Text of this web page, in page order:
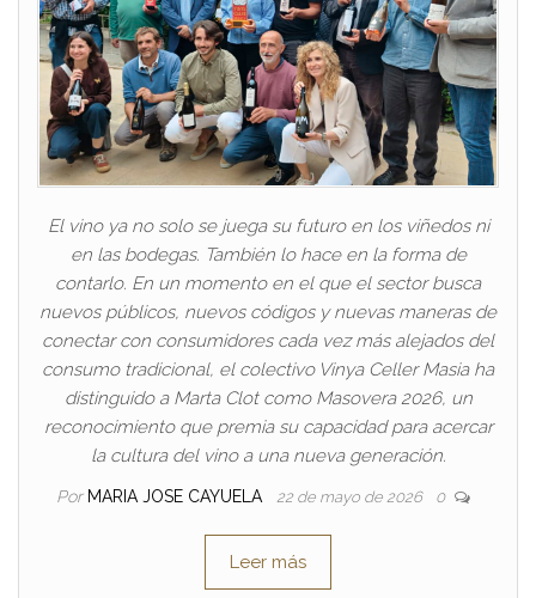
El vino ya no solo se juega su futuro en los viñedos ni
en las bodegas. También lo hace en la forma de
contarlo. En un momento en el que el sector busca
nuevos públicos, nuevos códigos y nuevas maneras de
conectar con consumidores cada vez más alejados del
consumo tradicional, el colectivo Vinya Celler Masia ha
distinguido a Marta Clot como Masovera 2026, un
reconocimiento que premia su capacidad para acercar
la cultura del vino a una nueva generación.
Por MARIA JOSE CAYUELA 22 de mayo de 2026 0
Leer más